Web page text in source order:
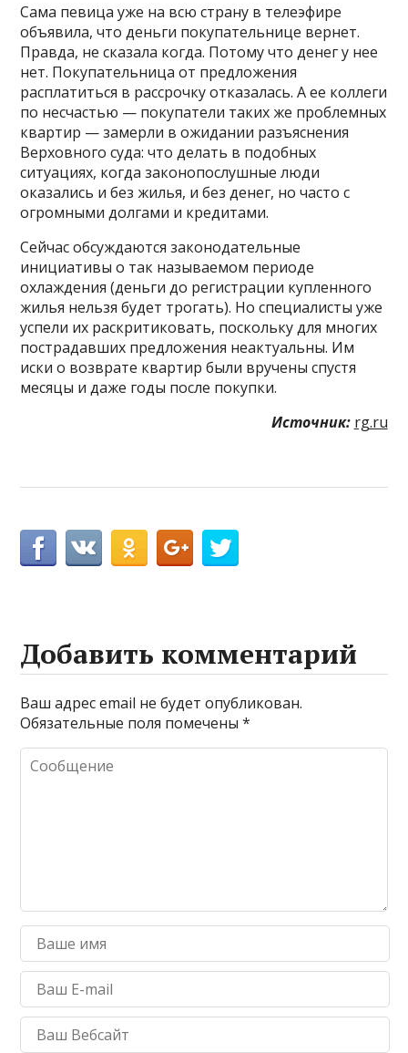
Сама певица уже на всю страну в телеэфире
объявила, что деньги покупательнице вернет.
Правда, не сказала когда. Потому что денег у нее
нет. Покупательница от предложения
расплатиться в рассрочку отказалась. А ее коллеги
по несчастью — покупатели таких же проблемных
квартир — замерли в ожидании разъяснения
Верховного суда: что делать в подобных
ситуациях, когда законопослушные люди
оказались и без жилья, и без денег, но часто с
огромными долгами и кредитами.
Сейчас обсуждаются законодательные
инициативы о так называемом периоде
охлаждения (деньги до регистрации купленного
жилья нельзя будет трогать). Но специалисты уже
успели их раскритиковать, поскольку для многих
пострадавших предложения неактуальны. Им
иски о возврате квартир были вручены спустя
месяцы и даже годы после покупки.
Источник: rg.ru
Добавить комментарий
Ваш адрес email не будет опубликован.
Обязательные поля помечены*